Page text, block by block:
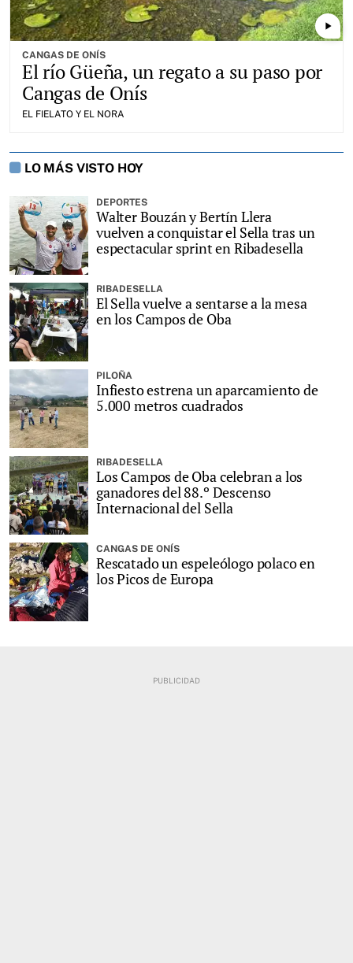
play_arrow
CANGAS DE ONÍS
El río Güeña, un regato a su paso por
Cangas de Onís
EL FIELATO Y EL NORA
LO MÁS VISTO HOY
DEPORTES
Walter Bouzán y Bertín Llera
vuelven a conquistar el Sella tras un
espectacular sprint en Ribadesella
RIBADESELLA
El Sella vuelve a sentarse a la mesa
en los Campos de Oba
PILOÑA
Infiesto estrena un aparcamiento de
5.000 metros cuadrados
RIBADESELLA
Los Campos de Oba celebran a los
ganadores del 88.º Descenso
Internacional del Sella
CANGAS DE ONÍS
Rescatado un espeleólogo polaco en
los Picos de Europa